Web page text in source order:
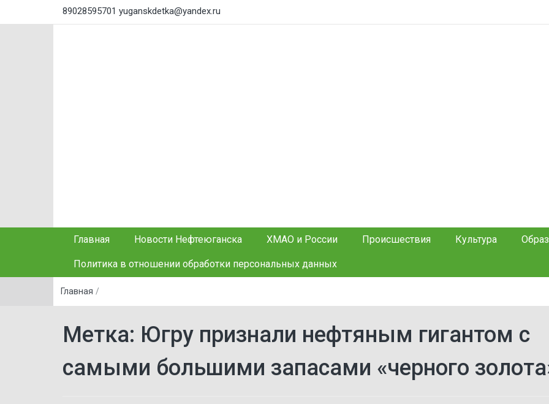
89028595701 yuganskdetka@yandex.ru
Главная Новости Нефтеюганска ХМАО и России Происшествия Культура
Политика в отношении обработки персональных данных
Главная /
Метка: Югру признали нефтяным гигантом с
самыми большими запасами «черного